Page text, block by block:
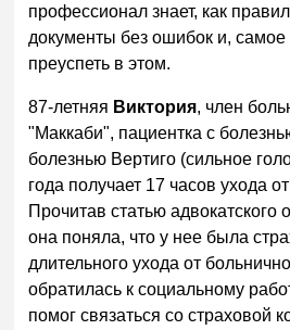
профессионал знает, как
документы без ошибок и, самое
преуспеть в этом.
87-летняя Виктория, член
"Маккаби", пациентка с
болезнью Вертиго (сильное
года получает 17 часов ухода
Прочитав статью
она поняла, что у нее была
длительного ухода от
обратилась к социальному
помог связаться со страховой